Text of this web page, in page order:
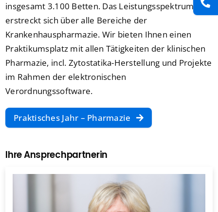
insgesamt 3.100 Betten. Das Leistungsspektrum
erstreckt sich über alle Bereiche der
Krankenhauspharmazie. Wir bieten Ihnen einen
Praktikumsplatz mit allen Tätigkeiten der klinischen
Pharmazie, incl. Zytostatika-Herstellung und Projekte
im Rahmen der elektronischen
Verordnungssoftware.
Praktisches Jahr – Pharmazie
Ihre Ansprechpartnerin